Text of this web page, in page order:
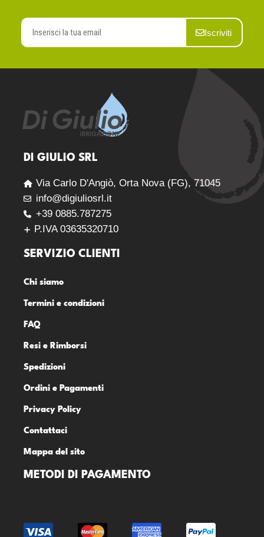
Iscriviti
DI GIULIO SRL
Via Carlo D'Angiò, Orta Nova (FG), 71045
info@digiuliosrl.it
+39 0885.787275
P.IVA 03635320710
SERVIZIO CLIENTI
Chi siamo
Termini e condizioni
FAQ
Resi e Rimborsi
Spedizioni
Ordini e Pagamenti
Privacy Policy
Contattaci
Mappa del sito
METODI DI PAGAMENTO